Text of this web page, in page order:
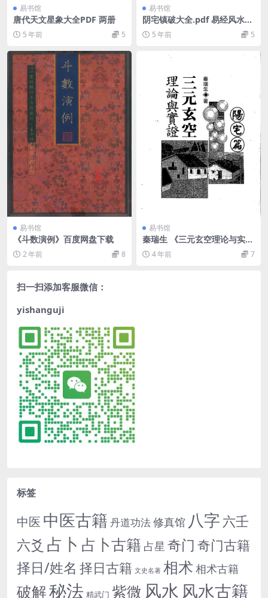
易书馆
唐代天文星象大全PDF 两册
5 年前 5
易书馆
阴宅镇破大全.pdf 易经风水破
解资料参考书
5 年前 5
易书馆
《斗数演例》百度网盘下载
2 年前 8
易书馆
秦瑞生 《三元玄空理论与实
证》（阳宅篇）
4 年前 7
扫一扫添加客服微信：
yishanguji
标签
中医 中医古籍 丹道功法修真馆 八字 六壬
六爻 占卜 占卜古籍 占星 奇门 奇门古籍
择日/姓名 择日古籍 文史名著 相术 相术古籍
破解秘法 精武门 紫微 风水 风水古籍